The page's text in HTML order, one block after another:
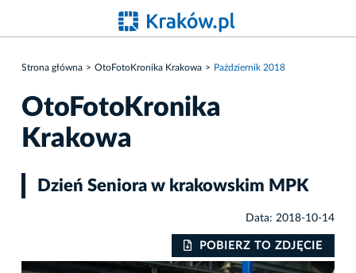
Strona główna OtoFotoKronika Krakowa Październik 2018
OtoFotoKronika
Krakowa
Dzień Seniora w krakowskim MPK
Data: 2018-10-14
POBIERZ TO ZDJĘCIE